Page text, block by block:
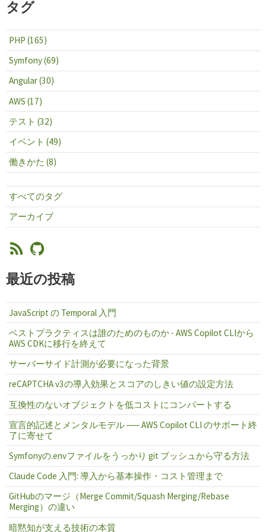
タグ
PHP (165)
Symfony (69)
Angular (30)
AWS (17)
テスト (32)
イベント (49)
働きかた (8)
すべてのタグ
アーカイブ
最近の投稿
JavaScript の Temporal 入門
ベストプラクティスは誰のためのものか - AWS Copilot CLIから
AWS CDKに移行を終えて
サーバーサイド計測が必要になった背景
reCAPTCHA v3の導入効果とスコアのしきい値の設定方法
互換性のないオブジェクトを低コストにコンバートする
宣言的記述とメンタルモデル ── AWS Copilot CLI のサポート終
了に寄せて
Symfonyの.envファイルをうっかり git プッシュから守る方法
Claude Code 入門: 導入から基本操作・コスト管理まで
GitHubのマージ（Merge Commit/Squash Merging/Rebase
Merging）の違い
暗黙知が支える技術の本質